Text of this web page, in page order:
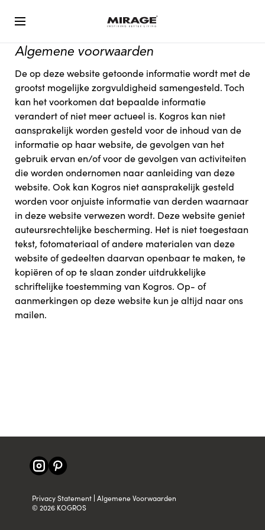
Algemene voorwaarden
De op deze website getoonde informatie wordt met de
grootst mogelijke zorgvuldigheid samengesteld. Toch
kan het voorkomen dat bepaalde informatie
verandert of niet meer actueel is. Kogros kan niet
aansprakelijk worden gesteld voor de inhoud van de
informatie op haar website, de gevolgen van het
gebruik ervan en/of voor de gevolgen van activiteiten
die worden ondernomen naar aanleiding van deze
website. Ook kan Kogros niet aansprakelijk gesteld
worden voor onjuiste informatie van derden waarnaar
in deze website verwezen wordt. Deze website geniet
auteursrechtelijke bescherming. Het is niet toegestaan
tekst, fotomateriaal of andere materialen van deze
website of gedeelten daarvan openbaar te maken, te
kopiëren of op te slaan zonder uitdrukkelijke
schriftelijke toestemming van Kogros. Op- of
aanmerkingen op deze website kun je altijd naar ons
mailen.
© 2026 KOGROS
Privacy Statement Algemene Voorwaarden